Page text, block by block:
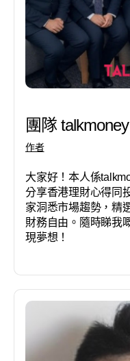
團隊 talkmoney
作者
大家好！本人係
分享香港理財心得同
家洞悉市場趨勢，精
財務自由。隨時睇我
現夢想！